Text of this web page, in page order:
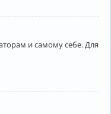
и самому себе. Для